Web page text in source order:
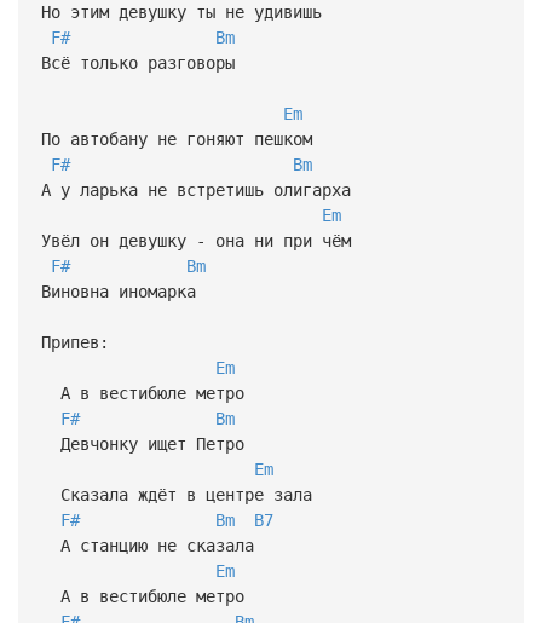
Но этим девушку ты не удивишь
F#
Bm
Всё только разговоры
Em
По автобану не гоняют пешком
F#
Bm
А у ларька не встретишь олигарха
Em
Увёл он девушку - она ни при чём
F#
Bm
Виновна иномарка
Припев:
Em
А в вестибюле метро
F#
Bm
Девчонку ищет Петро
Em
Сказала ждёт в центре зала
F#
Bm
B7
А станцию не сказала
Em
А в вестибюле метро